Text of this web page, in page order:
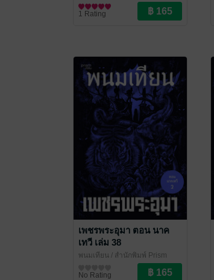
นิยายผจญภัย/บู๊แอกชัน
1 Rating
เพชรพระอุมา ตอน นาค
เทวี เล่ม 38
พนมเทียน / สำนักพิมพ์ Prism
นิยายผจญภัย/บู๊แอกชัน
No Rating